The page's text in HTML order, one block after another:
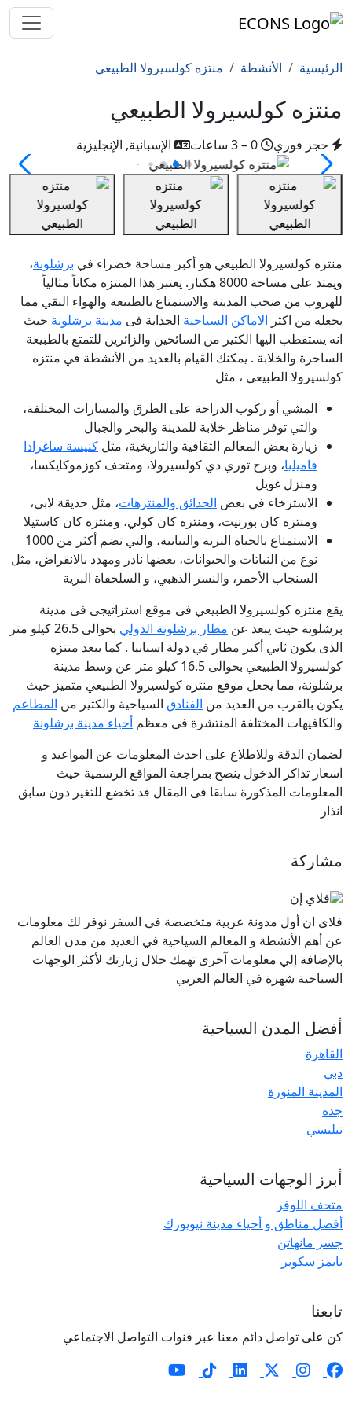
الرئيسية الأنشطة منتزه كولسيرولا الطبيعي
منتزه كولسيرولا الطبيعي
حجز فوري الإسبانية, الإنجليزية
منتزه كولسيرولا الطبيعي هو أكبر مساحة خضراء في برشلونة،
ويمتد على مساحة 8000 هكتار. يعتبر هذا المنتزه مكاناً مثالياً
للهروب من صخب المدينة والاستمتاع بالطبيعة والهواء النقي مما
يجعله من اكثر الاماكن السياحية الجذابة فى مدينة برشلونة حيث
انه يستقطب اليها الكثير من السائحين والزائرين للتمتع بالطبيعة
الساحرة والخلابة . يمكنك القيام بالعديد من الأنشطة في منتزه
كولسيرولا الطبيعي ، مثل
المشي أو ركوب الدراجة على الطرق والمسارات المختلفة،
والتي توفر مناظر خلابة للمدينة والبحر والجبال
زيارة بعض المعالم الثقافية والتاريخية، مثل كنيسة ساغرادا
فاميليا، وبرج توري دي كولسيرولا، ومتحف كوزموكايكسا،
ومنزل غويل
الاسترخاء في بعض الحدائق والمنتزهات، مثل حديقة لابي،
ومنتزه كان بورنيت، ومنتزه كان كولي، ومنتزه كان كاستيلا
الاستمتاع بالحياة البرية والنباتية، والتي تضم أكثر من 1000
نوع من النباتات والحيوانات، بعضها نادر ومهدد بالانقراض، مثل
السنجاب الأحمر، والنسر الذهبي، و السلحفاة البرية
يقع منتزه كولسيرولا الطبيعي فى موقع استراتيجى فى مدينة
برشلونة حيث يبعد عن مطار برشلونة الدولي
بحوالى 26.5 كيلو متر
الذى يكون ثاني أكبر مطار في دولة اسبانيا . كما يبعد منتزه
كولسيرولا الطبيعي بحوالى 16.5 كيلو متر عن وسط مدينة
برشلونة، مما يجعل موقع منتزه كولسيرولا الطبيعي متميز حيث
يكون بالقرب من العديد من الفنادق السياحية والكثير من المطاعم
والكافيهات المختلفة المنتشرة فى معظم أحياء مدينة برشلونة
لضمان الدقة وللاطلاع على احدث المعلومات عن المواعيد و
اسعار تذاكر الدخول ينصح بمراجعة المواقع الرسمية حيث
المعلومات المذكورة سابقا فى المقال قد تخضع للتغير دون سابق
انذار
مشاركة
فلاى ان أول مدونة عربية متخصصة في السفر نوفر لك معلومات
عن أهم الأنشطة و المعالم السياحية في العديد من مدن العالم
بالإضافة إلي معلومات آخرى تهمك خلال زيارتك لأكثر الوجهات
السياحية شهرة في العالم العربي
أفضل المدن السياحية
القاهرة
دبي
المدينة المنورة
جدة
تبليسي
أبرز الوجهات السياحية
متحف اللوفر
أفضل مناطق و أحياء مدينة نيويورك
جسر مانهاتن
تايمز سكوير
تابعنا
كن على تواصل دائم معنا عبر قنوات التواصل الاجتماعي